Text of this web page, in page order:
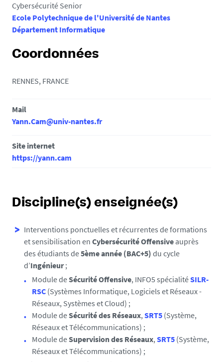
Cybersécurité Senior
Ecole Polytechnique de l'Université de Nantes
Département Informatique
Coordonnées
RENNES, FRANCE
Mail
Yann.Cam@univ-nantes.fr
Site internet
https://yann.cam
Discipline(s) enseignée(s)
Interventions ponctuelles et récurrentes de formations
et sensibilisation en Cybersécurité Offensive auprès
des étudiants de5ème année (BAC+5) du cycle
d’Ingénieur;
Module deSécurité Offensive, INFO5 spécialitéSILR-
RSC (Systèmes Informatique, Logiciels et Réseaux -
Réseaux, Systèmes et Cloud) ;
Module deSécurité des Réseaux,SRT5 (Système,
Réseaux et Télécommunications) ;
Module deSupervision des Réseaux,SRT5 (Système,
Réseaux et Télécommunications) ;